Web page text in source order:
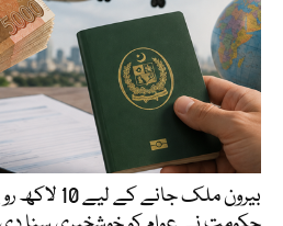
بیرون ملک